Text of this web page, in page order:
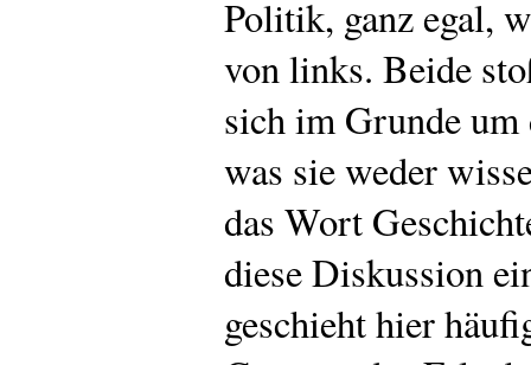
Politik, ganz egal,
von links. Beide
sich im Grunde
was sie weder
das Wort
diese Diskussion
geschieht hier